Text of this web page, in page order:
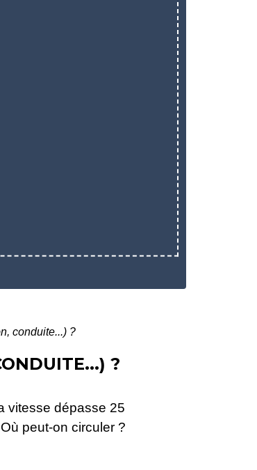
conduite...) ?
?
vitesse dépasse 25
peut-on circuler ?